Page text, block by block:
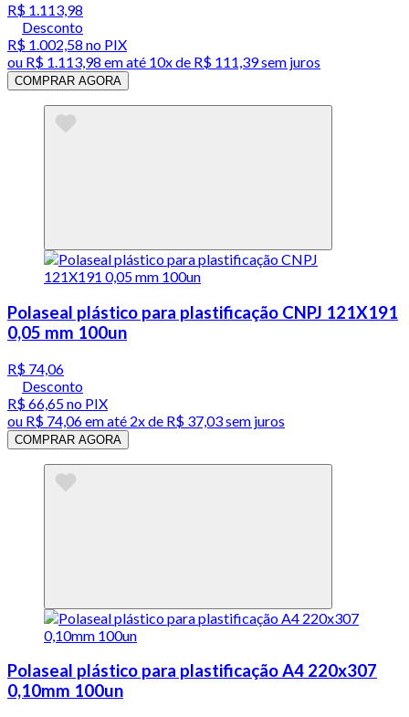
R$ 1.113,98
Desconto
R$ 1.002,58 no PIX
ou R$ 1.113,98 em até 10x de R$ 111,39 sem juros
COMPRAR AGORA
Polaseal plástico para plastificação CNPJ 121X191
0,05 mm 100un
R$ 74,06
Desconto
R$ 66,65no PIX
ou R$ 74,06em até 2x de R$ 37,03 sem juros
COMPRAR AGORA
Polaseal plástico para plastificação A4 220x307
0,10mm 100un